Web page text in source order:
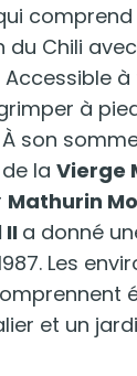
du Chili
à
son
la Vierge
Mathurin
a donné
Les
et un